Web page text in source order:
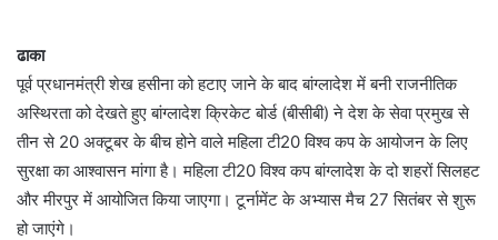
ढाका
पूर्व प्रधानमंत्री शेख हसीना को हटाए जाने के बाद बांग्लादेश में बनी राजनीतिक
अस्थिरता को देखते हुए बांग्लादेश क्रिकेट बोर्ड (बीसीबी) ने देश के सेवा प्रमुख से
तीन से 20 अक्टूबर के बीच होने वाले महिला टी20 विश्व कप के आयोजन के लिए
सुरक्षा का आश्वासन मांगा है। महिला टी20 विश्व कप बांग्लादेश के दो शहरों सिलहट
और मीरपुर में आयोजित किया जाएगा। टूर्नामेंट के अभ्यास मैच 27 सितंबर से शुरू
हो जाएंगे।